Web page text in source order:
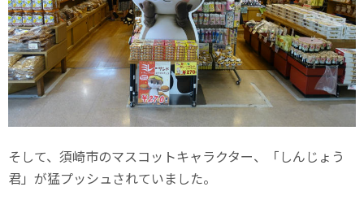
そして、須崎市のマスコットキャラクター、「しんじょう
君」が猛プッシュされていました。